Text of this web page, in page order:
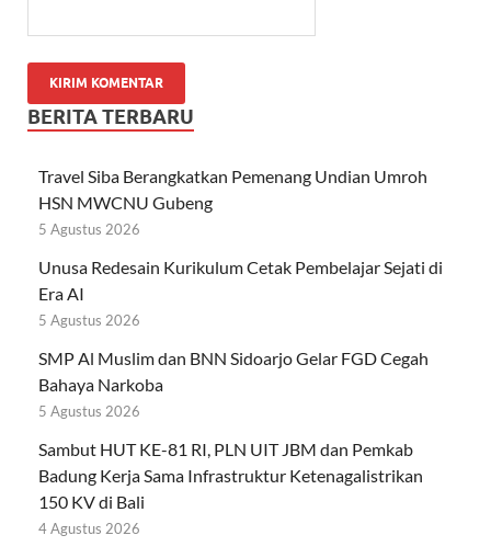
BERITA TERBARU
Travel Siba Berangkatkan Pemenang Undian Umroh
HSN MWCNU Gubeng
5 Agustus 2026
Unusa Redesain Kurikulum Cetak Pembelajar Sejati di
Era AI
5 Agustus 2026
SMP Al Muslim dan BNN Sidoarjo Gelar FGD Cegah
Bahaya Narkoba
5 Agustus 2026
Sambut HUT KE-81 RI, PLN UIT JBM dan Pemkab
Badung Kerja Sama Infrastruktur Ketenagalistrikan
150 KV di Bali
4 Agustus 2026